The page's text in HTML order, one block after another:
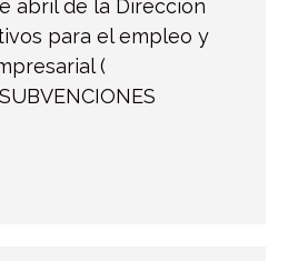
abril de la Dirección
para el empleo y
(